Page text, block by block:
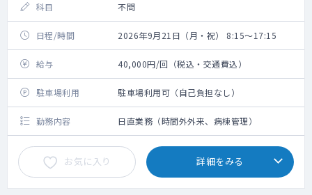
科目 不問
日程/時間 2026年9月21日（月・祝） 8:15～17:15
給与 40,000円/回（税込・交通費込）
駐車場利用 駐車場利用可（自己負担なし）
勤務内容 日直業務（時間外外来、病棟管理）
お気に入り 詳細をみる